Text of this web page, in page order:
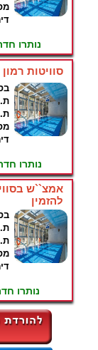
נותרו
סוויטות
נותרו
אמצ``ש
להזמין
נותרו